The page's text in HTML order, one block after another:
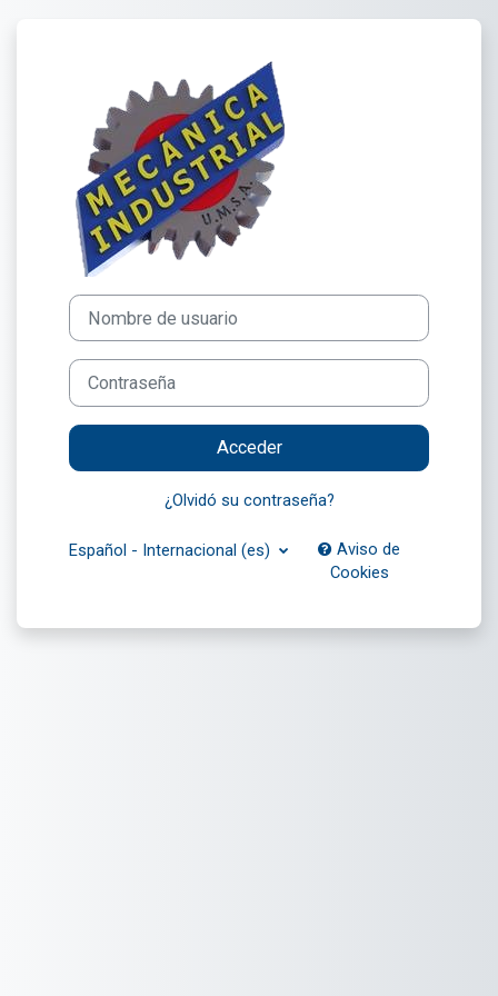
Entrar a MECÁNICA
Nombre de usuario
Contraseña
Acceder
¿Olvidó su contraseña?
Español - Internacional ‎(es)‎
Aviso de
Cookies